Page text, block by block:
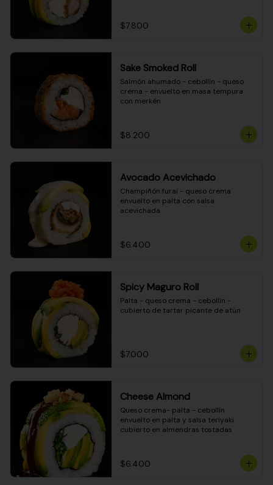
$7.800
Sake Smoked Roll
Salmón ahumado - cebollín - queso
crema - envuelto en masa tempura
con merkén
$8.200
Avocado Acevichado
Champiñón furai - queso crema
envuelto en palta con salsa
acevichada
$6.400
Spicy Maguro Roll
Palta - queso crema - cebollín -
cubierto de tartar picante de atún
$7.000
Cheese Almond
Queso crema- palta - cebollín
envuelto en palta y salsa teriyaki
cubierto en almendras tostadas
$6.400